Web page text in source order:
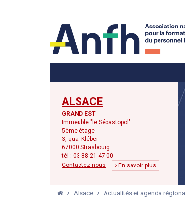
ALSACE
GRAND EST
Immeuble "le Sébastopol"
5ème étage
3, quai Kléber
67000 Strasbourg
tél : 03 88 21 47 00
Contactez-nous
En savoir plus
Alsace Actualités et agenda régional